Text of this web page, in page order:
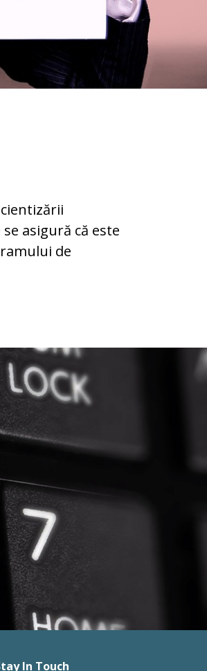
asigură că este
de
In Touch